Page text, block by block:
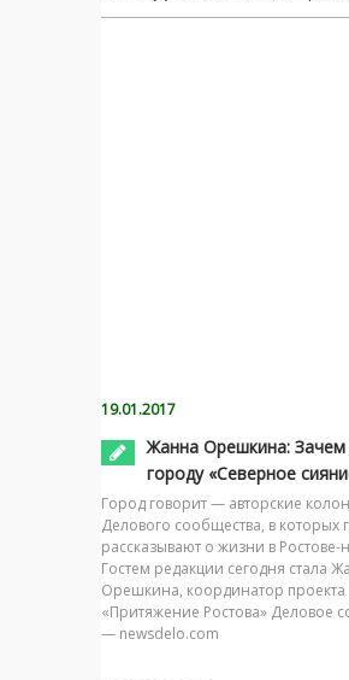
19.01.2017
Жанна Орешкина:
городу «Северное
Город говорит — авторские
Делового сообщества, в которых
рассказывают о жизни в Ростове-
Гостем редакции сегодня стала
Орешкина, координатор проекта
«Притяжение Ростова» Деловое
— newsdelo.com